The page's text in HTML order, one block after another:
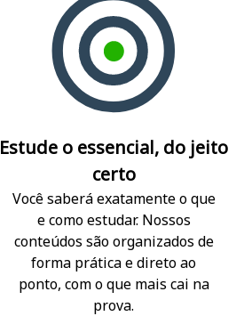
Estude o essencial, do jeito
certo
Você saberá exatamente o que
e como estudar. Nossos
conteúdos são organizados de
forma prática e direto ao
ponto, com o que mais cai na
prova.